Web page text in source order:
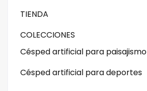
TIENDA
COLECCIONES
Césped artificial para paisajismo
Césped artificial para deportes